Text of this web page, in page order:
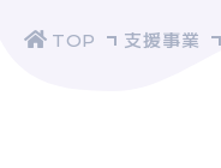
支援事業